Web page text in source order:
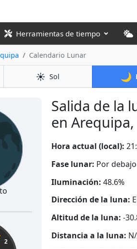
Herramientas de tiempo
Calendario Lunar
☀️ Sol 🌙
Salida de la
en Arequipa,
2
Hora actual (local):
Fase lunar: Por
Iluminación: 48.6%
Dirección de la luna:
Altitud de la luna: -
Distancia a la luna: